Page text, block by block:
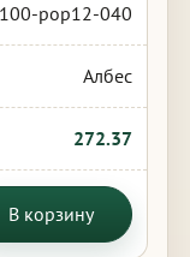
pop12-040
Албес
272.37
В корзину